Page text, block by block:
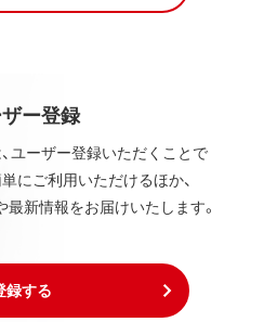
ー登録
ユーザー登録いただくことで
にご利用いただけるほか、
新情報をお届けいたします。
録する